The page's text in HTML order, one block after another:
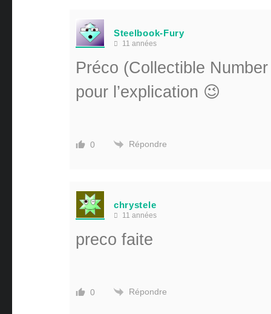
Steelbook-Fury
11 années
Préco (Collectible
pour l’explication 😉
0 Répondre
chrystele
11 années
preco faite
0 Répondre